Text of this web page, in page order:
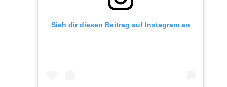
Sieh dir diesen Beitrag auf Instagram an